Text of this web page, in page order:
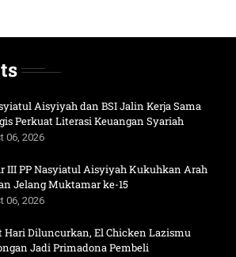
Aisyiyah dan BSI Jalin Kerja Sama
Perkuat Literasi Keuangan Syariah
06, 2026
III PP Nasyiatul Aisyiyah Kukuhkan Arah
Jelang Muktamar ke-15
06, 2026
Hari Diluncurkan, El Chicken Lazismu
Jadi Primadona Pembeli